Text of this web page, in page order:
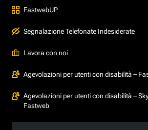
FastwebUP
Segnalazione Telefonate Indesiderate
Lavora con noi
Agevolazioni per utenti con disabilità –
Agevolazioni per utenti con disabilità –
Fastweb